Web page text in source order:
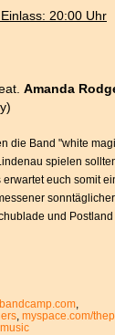
20:00 Uhr
Amanda
die Band "white
spielen
euch somit
und
myspace.com/